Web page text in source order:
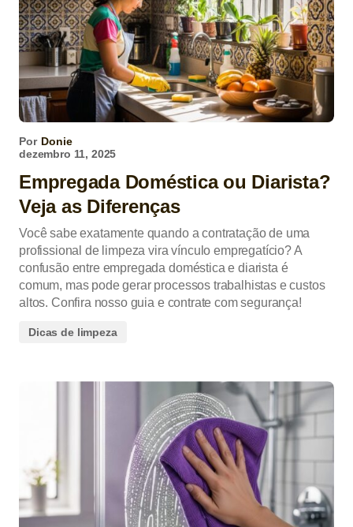
Por Donie
dezembro 11, 2025
Empregada Doméstica ou Diarista?
Veja as Diferenças
Você sabe exatamente quando a contratação de uma
profissional de limpeza vira vínculo empregatício? A
confusão entre empregada doméstica e diarista é
comum, mas pode gerar processos trabalhistas e custos
altos. Confira nosso guia e contrate com segurança!
Dicas de limpeza